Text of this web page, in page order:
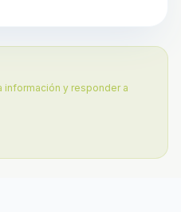
información y responder a